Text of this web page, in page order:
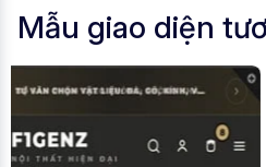
Mẫu giao diện